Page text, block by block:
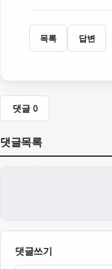
목록 답변
댓글0
댓글목록
댓글쓰기